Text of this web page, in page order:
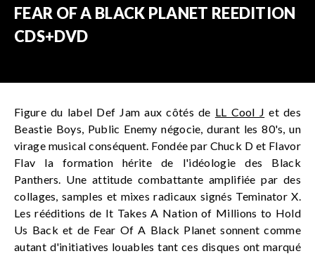
FEAR OF A BLACK PLANET REEDITION
CDS+DVD
Figure du label Def Jam aux côtés de LL Cool J et des
Beastie Boys, Public Enemy négocie, durant les 80's, un
virage musical conséquent. Fondée par Chuck D et Flavor
Flav la formation hérite de l'idéologie des Black
Panthers. Une attitude combattante amplifiée par des
collages, samples et mixes radicaux signés Teminator X.
Les rééditions de It Takes A Nation of Millions to Hold
Us Back et de Fear Of A Black Planet sonnent comme
autant d'initiatives louables tant ces disques ont marqué